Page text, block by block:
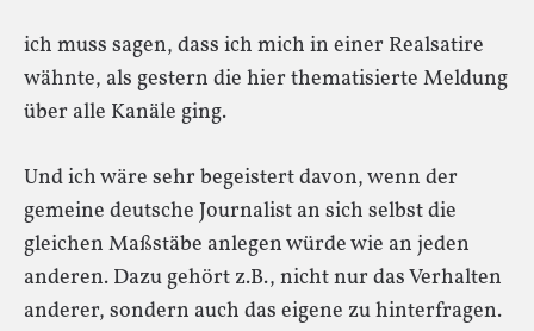
ich muss sagen, dass ich mich in einer Realsatire
wähnte, als gestern die hier thematisierte Meldung
über alle Kanäle ging.
Und ich wäre sehr begeistert davon, wenn der
gemeine deutsche Journalist an sich selbst die
gleichen Maßstäbe anlegen würde wie an jeden
anderen. Dazu gehört z.B., nicht nur das Verhalten
anderer, sondern auch das eigene zu hinterfragen.